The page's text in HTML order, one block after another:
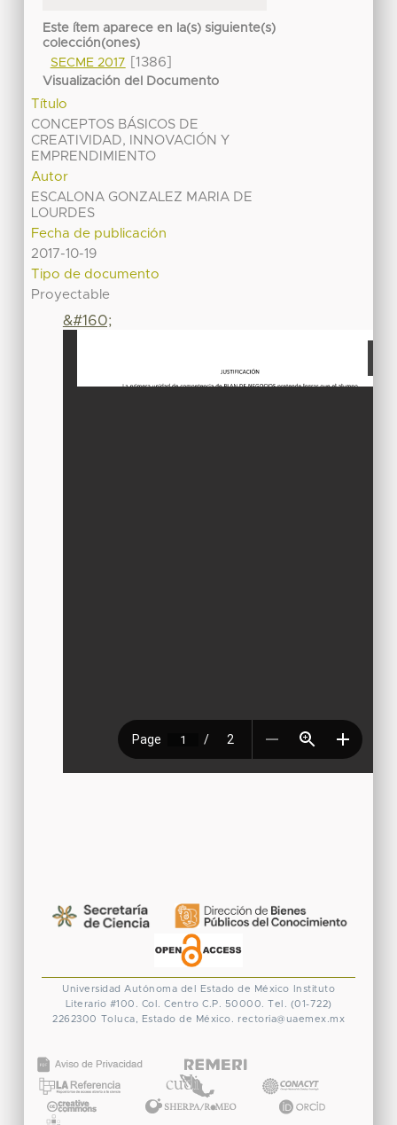
Este ítem aparece en la(s) siguiente(s)
colección(ones)
SECME 2017 [1386]
Visualización del Documento
Título
CONCEPTOS BÁSICOS DE
CREATIVIDAD, INNOVACIÓN Y
EMPRENDIMIENTO
Autor
ESCALONA GONZALEZ MARIA DE
LOURDES
Fecha de publicación
2017-10-19
Tipo de documento
Proyectable
&#160;
Universidad Autónoma del Estado de México
Instituto
Literario #100. Col. Centro C.P. 50000. Tel. (01-722)
2262300 Toluca, Estado de México. rectoria@uaemex.mx